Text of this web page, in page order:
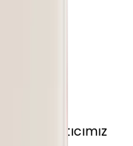
Satıcımız